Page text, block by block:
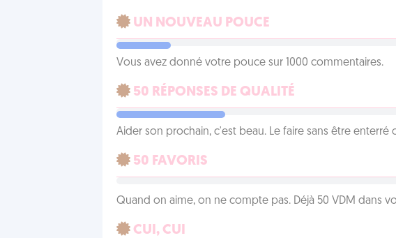
UN NOUVEAU POUCE
Vous avez donné votre pouce sur 1000 commentaires.
50 RÉPONSES DE QUALITÉ
Aider son prochain, c'est beau. Le faire sans être
50 FAVORIS
Quand on aime, on ne compte pas. Déjà 50 VDM dans
CUI, CUI